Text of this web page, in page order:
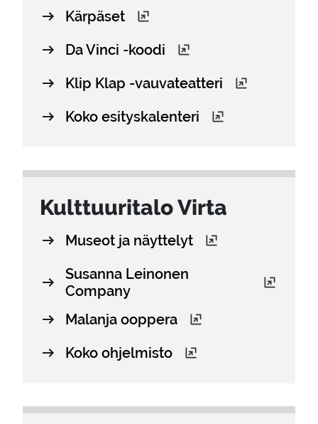
Kärpäset
Da Vinci -koodi
Klip Klap -vauvateatteri
Koko esityskalenteri
Kult­tuu­ri­ta­lo Virta
Museot ja näyttelyt
Susanna Leinonen
Company
Malanja ooppera
Koko ohjelmisto